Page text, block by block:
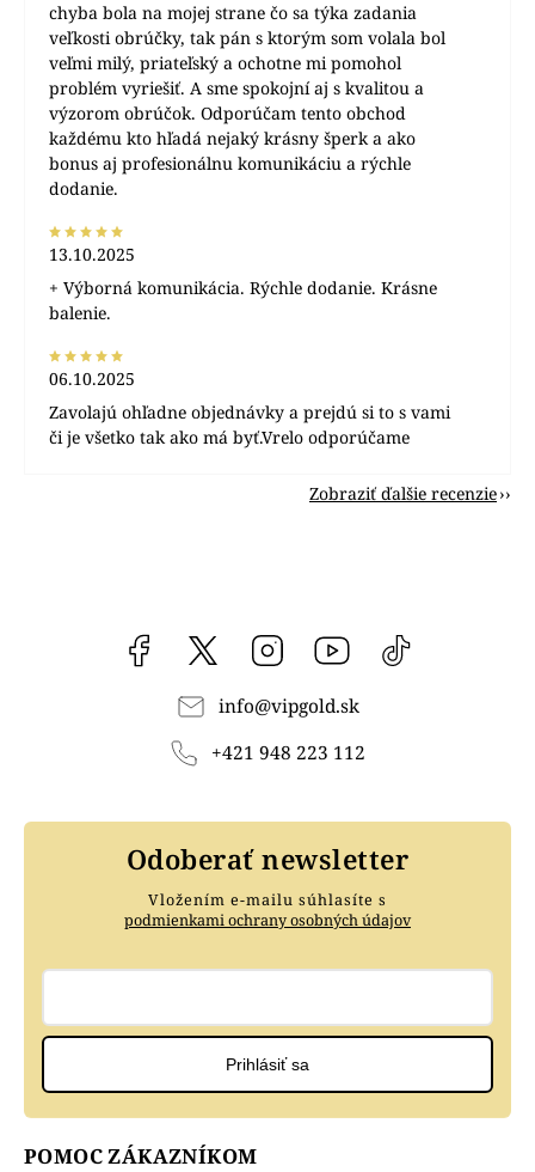
chyba bola na mojej strane čo sa týka zadania
veľkosti obrúčky, tak pán s ktorým som volala bol
veľmi milý, priateľský a ochotne mi pomohol
problém vyriešiť. A sme spokojní aj s kvalitou a
výzorom obrúčok. Odporúčam tento obchod
každému kto hľadá nejaký krásny šperk a ako
bonus aj profesionálnu komunikáciu a rýchle
dodanie.
13.10.2025
+ Výborná komunikácia. Rýchle dodanie. Krásne
balenie.
06.10.2025
Zavolajú ohľadne objednávky a prejdú si to s vami
či je všetko tak ako má byť.Vrelo odporúčame
Zobraziť ďalšie recenzie
Facebook vipgoldsk Instagram YouTube
info@vipgold.sk
+421 948 223 112
POMOC ZÁKAZNÍKOM
Odoberať newsletter
Vložením e-mailu súhlasíte s
podmienkami ochrany osobných údajov
Prihlásiť sa